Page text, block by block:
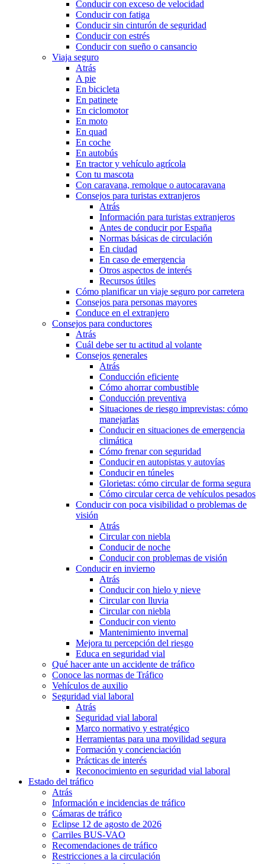
Conducir con exceso de velocidad
Conducir con fatiga
Conducir sin cinturón de seguridad
Conducir con estrés
Conducir con sueño o cansancio
Viaja seguro
Atrás
A pie
En bicicleta
En patinete
En ciclomotor
En moto
En quad
En coche
En autobús
En tractor y vehículo agrícola
Con tu mascota
Con caravana, remolque o autocaravana
Consejos para turistas extranjeros
Atrás
Información para turistas extranjeros
Antes de conducir por España
Normas básicas de circulación
En ciudad
En caso de emergencia
Otros aspectos de interés
Recursos útiles
Cómo planificar un viaje seguro por carretera
Consejos para personas mayores
Conduce en el extranjero
Consejos para conductores
Atrás
Cuál debe ser tu actitud al volante
Consejos generales
Atrás
Conducción eficiente
Cómo ahorrar combustible
Conducción preventiva
Situaciones de riesgo imprevistas: cómo
manejarlas
Conducir en situaciones de emergencia
climática
Cómo frenar con seguridad
Conducir en autopistas y autovías
Conducir en túneles
Glorietas: cómo circular de forma segura
Cómo circular cerca de vehículos pesados
Conducir con poca visibilidad o problemas de
visión
Atrás
Circular con niebla
Conducir de noche
Conducir con problemas de visión
Conducir en invierno
Atrás
Conducir con hielo y nieve
Circular con lluvia
Circular con niebla
Conducir con viento
Mantenimiento invernal
Mejora tu percepción del riesgo
Educa en seguridad vial
Qué hacer ante un accidente de tráfico
Conoce las normas de Tráfico
Vehículos de auxilio
Seguridad vial laboral
Atrás
Seguridad vial laboral
Marco normativo y estratégico
Herramientas para una movilidad segura
Formación y concienciación
Prácticas de interés
Reconocimiento en seguridad vial laboral
Estado del tráfico
Atrás
Información e incidencias de tráfico
Cámaras de tráfico
Eclipse 12 de agosto de 2026
Carriles BUS-VAO
Recomendaciones de tráfico
Restricciones a la circulación